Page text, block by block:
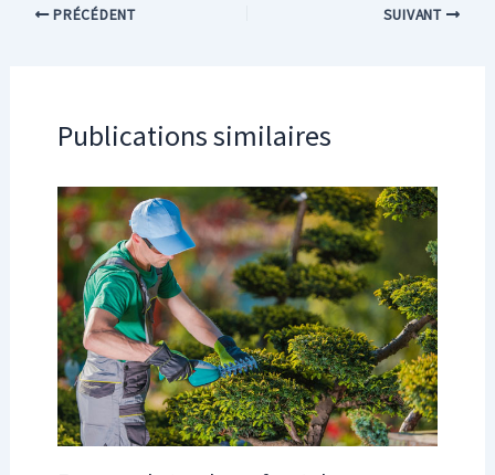
PRÉCÉDENT SUIVANT
Publications similaires